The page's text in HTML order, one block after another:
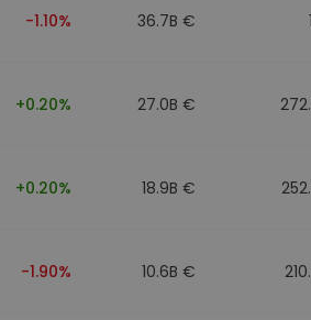
-1.10% 36.7B €
+0.20% 27.0B €
+0.20% 18.9B €
-1.90% 10.6B €